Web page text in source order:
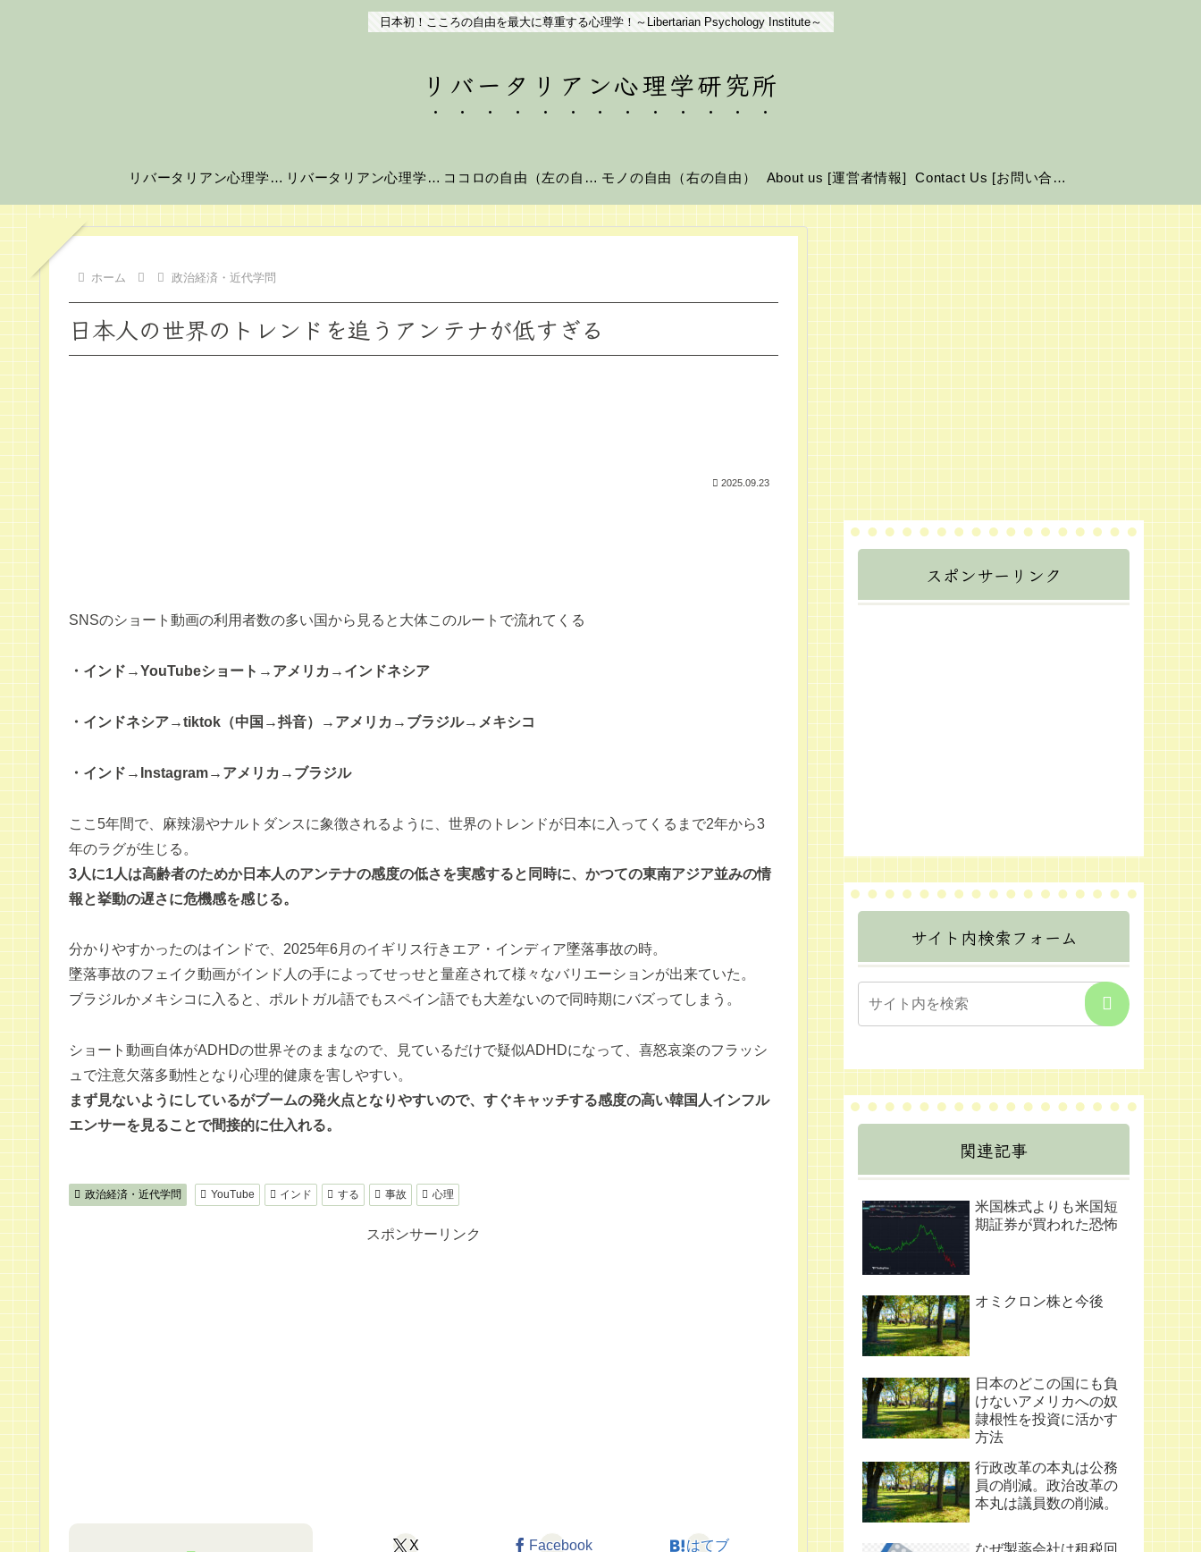
日本初！こころの自由を最大に尊重する心理学！～Libertarian Psychology Institute～
リバータリアン心理学研究所
リバータリアン心理学の世界へようこそ！ リバータリアン心理学とは？ ココロの自由（左の自由） モノの自由（右の自由） About us [運営者情報] Contact Us [お問い合わせ]
ホーム 政治経済・近代学問
日本人の世界のトレンドを追うアンテナが低すぎる
2025.09.23
SNSのショート動画の利用者数の多い国から見ると大体このルートで流れてくる
・インド→YouTubeショート→アメリカ→インドネシア
・インドネシア→tiktok（中国→抖音）→アメリカ→ブラジル→メキシコ
・インド→Instagram→アメリカ→ブラジル
ここ5年間で、麻辣湯やナルトダンスに象徴されるように、世界のトレンドが日本に入ってくるまで2年から3
年のラグが生じる。
3人に1人は高齢者のためか日本人のアンテナの感度の低さを実感すると同時に、かつての東南アジア並みの情
報と挙動の遅さに危機感を感じる。
分かりやすかったのはインドで、2025年6月のイギリス行きエア・インディア墜落事故の時。
墜落事故のフェイク動画がインド人の手によってせっせと量産されて様々なバリエーションが出来ていた。
ブラジルかメキシコに入ると、ポルトガル語でもスペイン語でも大差ないので同時期にバズってしまう。
ショート動画自体がADHDの世界そのままなので、見ているだけで疑似ADHDになって、喜怒哀楽のフラッシ
ュで注意欠落多動性となり心理的健康を害しやすい。
まず見ないようにしているがブームの発火点となりやすいので、すぐキャッチする感度の高い韓国人インフル
エンサーを見ることで間接的に仕入れる。
政治経済・近代学問 YouTube インド する 事故 心理
スポンサーリンク
X Facebook はてブ
スポンサーリンク
サイト内検索フォーム
関連記事
米国株式よりも米国短
期証券が買われた恐怖
オミクロン株と今後
日本のどこの国にも負
けないアメリカへの奴
隷根性を投資に活かす
方法
行政改革の本丸は公務
員の削減。政治改革の
本丸は議員数の削減。
なぜ製薬会社は租税回